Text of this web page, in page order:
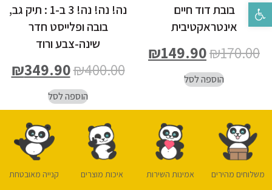
פתח סרגל נגישות בובת דוד חיים
אינטראקטיבית
₪170.00
₪149.90
הוספה לסל
נה! נה! נה! 3 ב-1 : תיק גב,
בובה ופלייסט חדר
שינה-צבע ורוד
₪400.00
₪349.90
הוספה לסל
משלוחים מהירים אמינות השירות איכות מוצרים קנייה מאובטחת